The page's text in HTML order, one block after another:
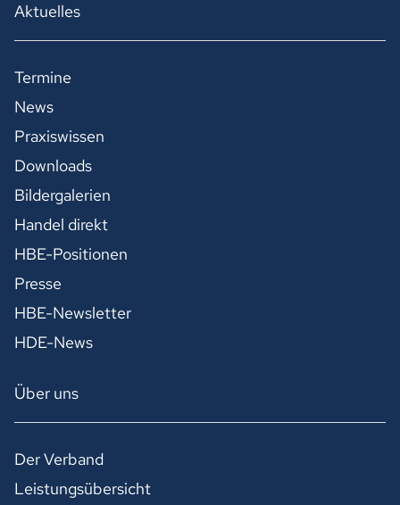
Aktuelles
Termine
News
Praxiswissen
Downloads
Bildergalerien
Handel direkt
HBE-Positionen
Presse
HBE-Newsletter
HDE-News
Über uns
Der Verband
Leistungsübersicht